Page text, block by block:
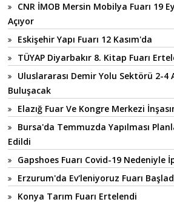
CNR İMOB Mersin Mobilya Fuarı 19
Açıyor
Eskişehir Yapı Fuarı 12 Kasım'da
TÜYAP Diyarbakır 8. Kitap Fuarı
Uluslararası Demir Yolu Sektörü 2-4
Buluşacak
Elazığ Fuar Ve Kongre Merkezi
Bursa'da Temmuzda Yapılması
Edildi
Gapshoes Fuarı Covid-19 Nedeniyle
Erzurum'da Ev'leniyoruz Fuarı
Konya Tarım Fuarı Ertelendi